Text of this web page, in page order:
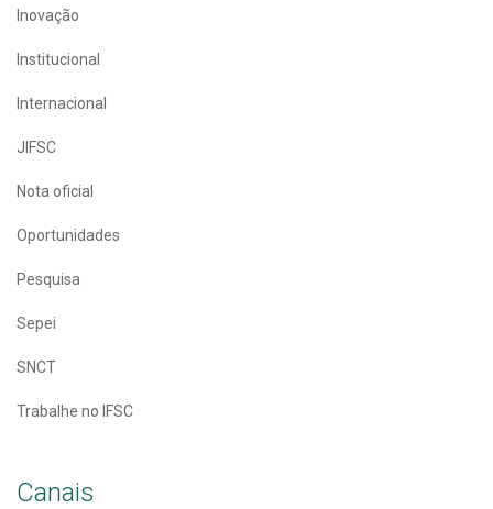
Inovação
Institucional
Internacional
JIFSC
Nota oficial
Oportunidades
Pesquisa
Sepei
SNCT
Trabalhe no IFSC
Canais